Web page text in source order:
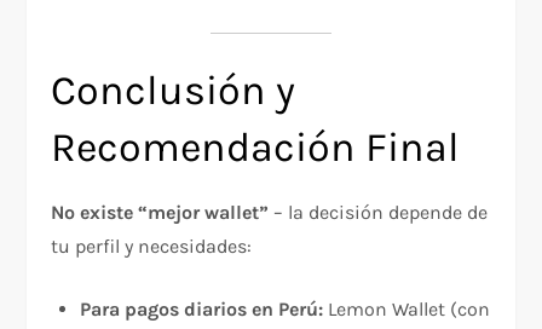
Conclusión y
Recomendación Final
No existe “mejor wallet” – la decisión depende de
tu perfil y necesidades:
Para pagos diarios en Perú: Lemon Wallet (con